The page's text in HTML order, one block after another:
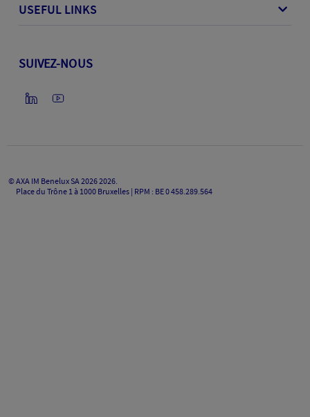
USEFUL LINKS
SUIVEZ-NOUS
©AXA IM Benelux SA 20262026.
Place du Trône 1 à 1000 Bruxelles | RPM : BE 0 458.289.564